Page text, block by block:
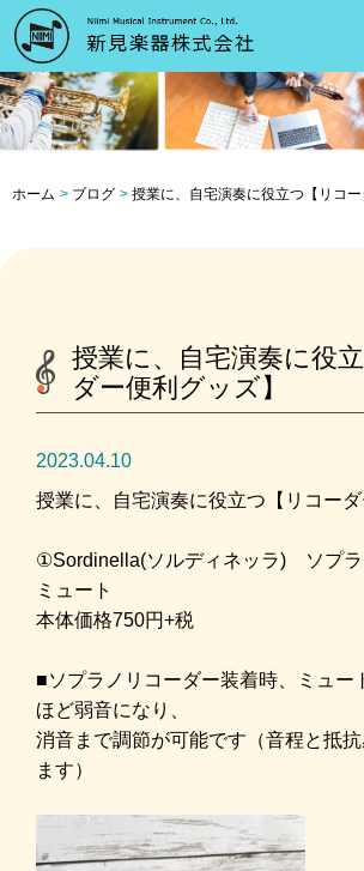
ホーム ブログ 授業に、自宅演奏に役立つ【リコー
授業に、自宅演奏に役
ダー便利グッズ】
2023.04.10
授業に、自宅演奏に役立つ【リコーダ
①Sordinella(ソルディネッラ) ソプラ
ミュート
本体価格750円+税
■ソプラノリコーダー装着時、ミュー
ほど弱音になり、
消音まで調節が可能です（音程と抵
ます）